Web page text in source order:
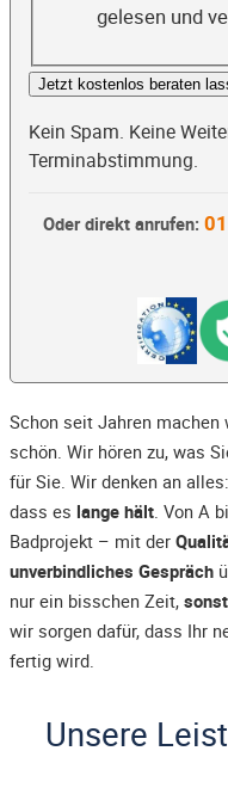
gelesen und
Jetzt kostenlos beraten
Kein Spam. Keine
Terminabstimmung.
Oder direkt anrufen:
Schon seit Jahren machen
schön. Wir hören zu, was
für Sie. Wir denken an alles:
dass es lange hält. Von A
Badprojekt – mit der
unverbindliches Gespräch
nur ein bisschen Zeit,
wir sorgen dafür, dass Ihr
fertig wird.
Unsere